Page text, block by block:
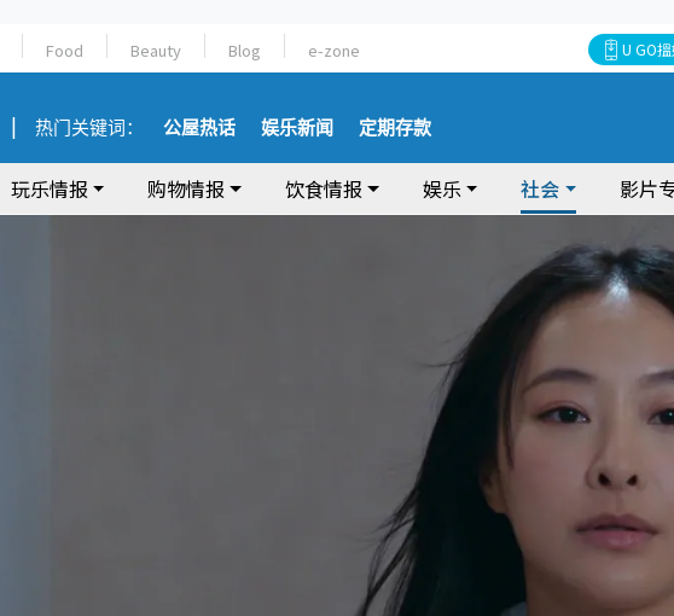
Food Beauty Blog e-zone U GO
热门关键词： 公屋热话 娱乐新闻 定期存款
玩乐情报 购物情报 饮食情报 娱乐 社会 影片